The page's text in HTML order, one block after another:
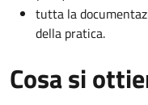
tutta la
della pratica.
Cosa si